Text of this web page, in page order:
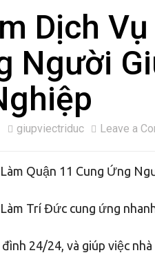
Dịch
Người
giupviectriduc Leave a
Quận 11 Cung Ứng
Trí Đức cung ứng
đình 24/24, và giúp việc